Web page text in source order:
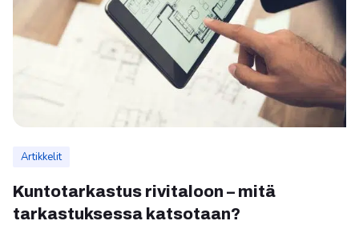
Artikkelit
Kuntotarkastus rivitaloon – mitä
tarkastuksessa katsotaan?